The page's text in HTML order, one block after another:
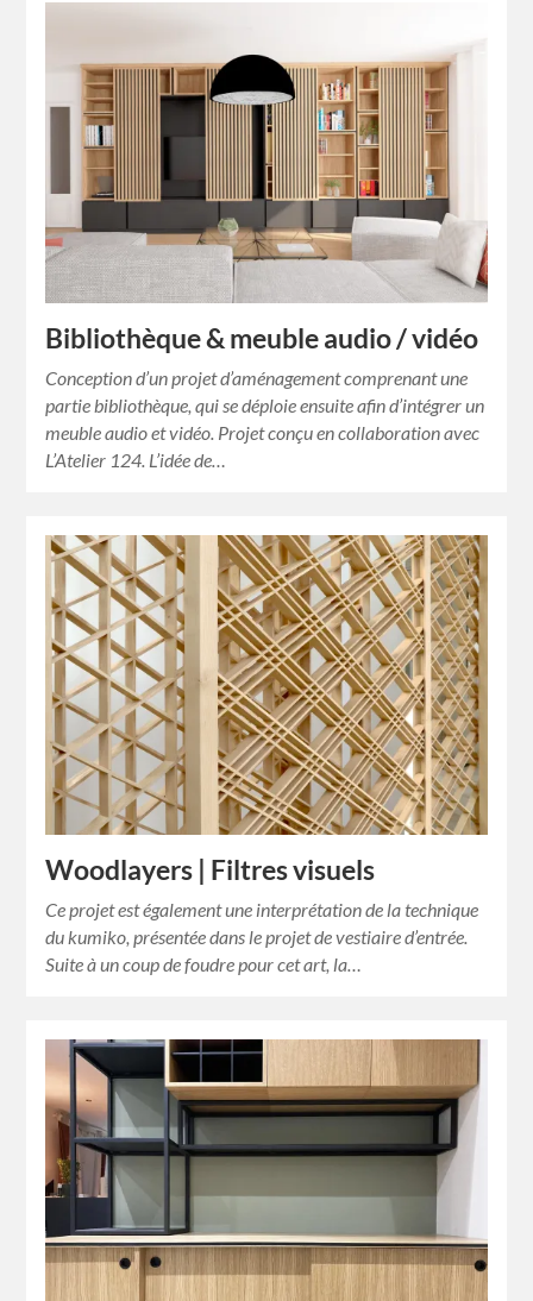
Bibliothèque & meuble audio / vidéo
Conception d’un projet d’aménagement comprenant une
partie bibliothèque, qui se déploie ensuite afin d’intégrer un
meuble audio et vidéo. Projet conçu en collaboration avec
L’Atelier 124. L’idée de…
Woodlayers | Filtres visuels
Ce projet est également une interprétation de la technique
du kumiko, présentée dans le projet de vestiaire d’entrée.
Suite à un coup de foudre pour cet art, la…